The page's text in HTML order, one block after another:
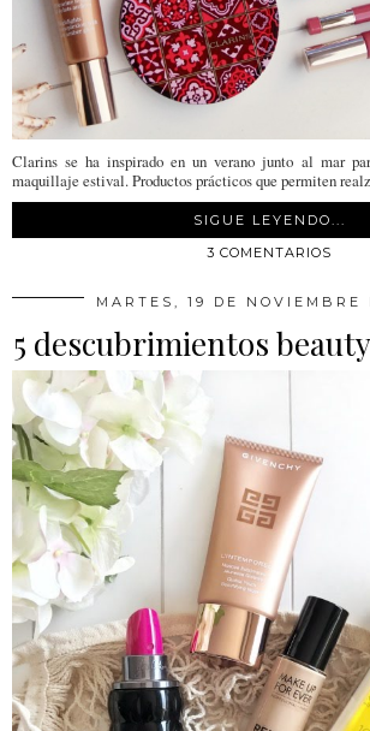
Clarins se ha inspirado en un verano junto al mar
maquillaje estival. Productos prácticos que permiten
SIGUE LEYENDO...
3 COMENTARIOS
MARTES, 19 DE NOVIEMBRE
5 descubrimientos